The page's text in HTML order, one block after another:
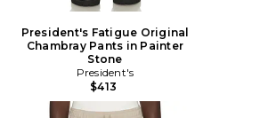
President's Fatigue Original
Chambray Pants in Painter
Stone
President's
$413